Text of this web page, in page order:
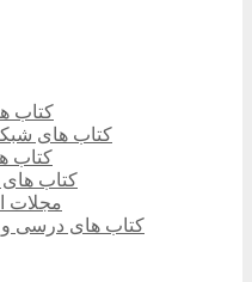
کتاب
کتاب های
کتاب
کتاب های
مجلات
کتاب های درسی و